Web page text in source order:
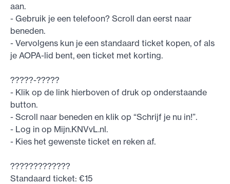
aan.
- Gebruik je een telefoon? Scroll dan eerst naar
beneden.
- Vervolgens kun je een standaard ticket kopen, of als
je AOPA-lid bent, een ticket met korting.
?????-?????
- Klik op de link hierboven of druk op onderstaande
button.
- Scroll naar beneden en klik op “Schrijf je nu in!”.
- Log in op Mijn.KNVvL.nl.
- Kies het gewenste ticket en reken af.
?????????????
Standaard ticket: €15